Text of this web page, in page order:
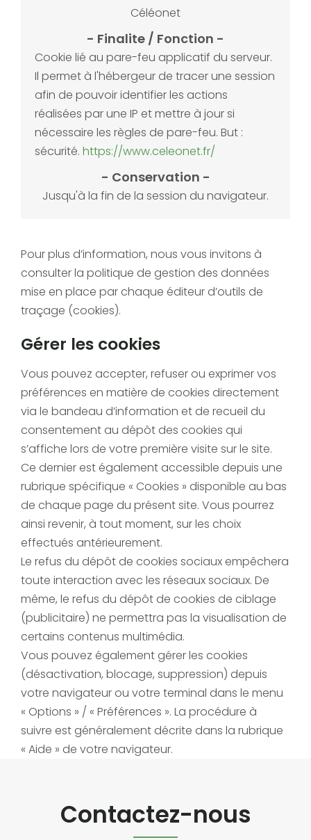
Céléonet
Cookie lié au pare-feu applicatif du serveur.
Il permet à l'hébergeur de tracer une session
afin de pouvoir identifier les actions
réalisées par une IP et mettre à jour si
nécessaire les règles de pare-feu. But :
sécurité. https://www.celeonet.fr/
Jusqu'à la fin de la session du navigateur.
Pour plus d’information, nous vous invitons à
consulter la politique de gestion des données
mise en place par chaque éditeur d’outils de
traçage (cookies).
Gérer les cookies
Vous pouvez accepter, refuser ou exprimer vos
préférences en matière de cookies directement
via le bandeau d’information et de recueil du
consentement au dépôt des cookies qui
s’affiche lors de votre première visite sur le site.
Ce dernier est également accessible depuis une
rubrique spécifique « Cookies » disponible au bas
de chaque page du présent site. Vous pourrez
ainsi revenir, à tout moment, sur les choix
effectués antérieurement.
Le refus du dépôt de cookies sociaux empêchera
toute interaction avec les réseaux sociaux. De
même, le refus du dépôt de cookies de ciblage
(publicitaire) ne permettra pas la visualisation de
certains contenus multimédia.
Vous pouvez également gérer les cookies
(désactivation, blocage, suppression) depuis
votre navigateur ou votre terminal dans le menu
« Options » / « Préférences ». La procédure à
suivre est généralement décrite dans la rubrique
« Aide » de votre navigateur.
Contactez-nous